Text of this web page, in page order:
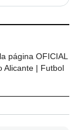
página OFICIAL
Alicante | Futbol